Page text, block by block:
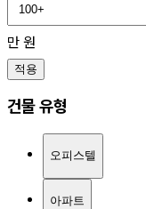
만 원
적용
건물 유형
오피스텔
아파트